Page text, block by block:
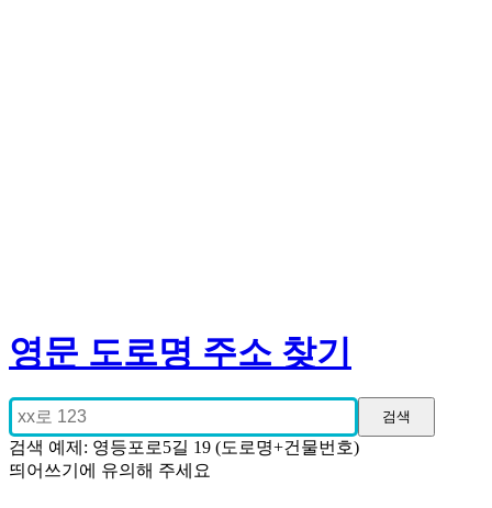
영문 도로명 주소 찾기
검색 예제: 영등포로5길 19 (도로명+건물번호)
띄어쓰기에 유의해 주세요